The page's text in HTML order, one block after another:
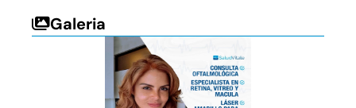
Galeria